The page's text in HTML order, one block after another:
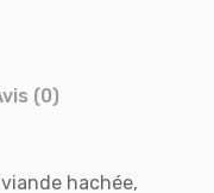
(0)
hachée,